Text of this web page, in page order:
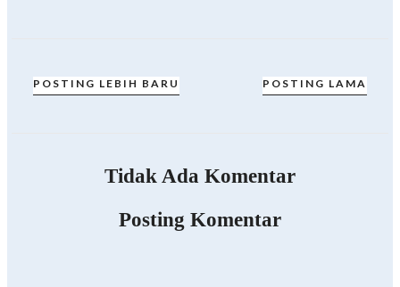
POSTING LEBIH BARU POSTING LAMA
Tidak Ada Komentar
Posting Komentar